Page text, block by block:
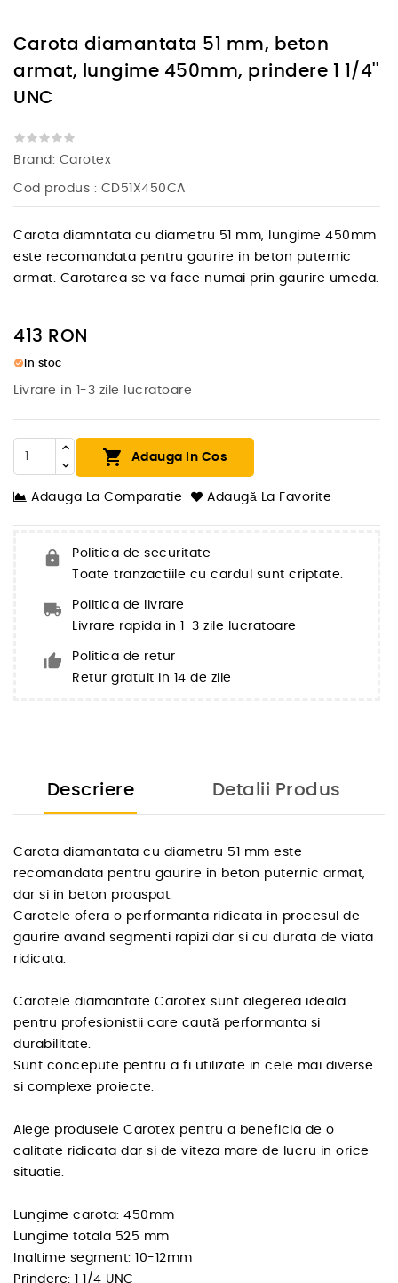
Carota diamantata 51 mm, beton
armat, lungime 450mm, prindere 1 1/4''
UNC
Brand: Carotex
Cod produs : CD51X450CA
Carota diamntata cu diametru 51 mm, lungime 450mm
este recomandata pentru gaurire in beton puternic
armat. Carotarea se va face numai prin gaurire umeda.
413 RON
check_circle In stoc
Livrare in 1-3 zile lucratoare
 Adauga In Cos
Adauga La Comparatie Adaugă La Favorite
Politica de securitate
Toate tranzactiile cu cardul sunt criptate.
Politica de livrare
Livrare rapida in 1-3 zile lucratoare
Politica de retur
Retur gratuit in 14 de zile
Descriere Detalii Produs
Carota diamantata cu diametru 51 mm este
recomandata pentru gaurire in beton puternic armat,
dar si in beton proaspat.
Carotele ofera o performanta ridicata in procesul de
gaurire avand segmenti rapizi dar si cu durata de viata
ridicata.
Carotele diamantate Carotex sunt alegerea ideala
pentru profesionistii care caută performanta si
durabilitate.
Sunt concepute pentru a fi utilizate in cele mai diverse
si complexe proiecte.
Alege produsele Carotex pentru a beneficia de o
calitate ridicata dar si de viteza mare de lucru in orice
situatie.
Lungime carota: 450mm
Lungime totala 525 mm
Inaltime segment: 10-12mm
Prindere: 1 1/4 UNC